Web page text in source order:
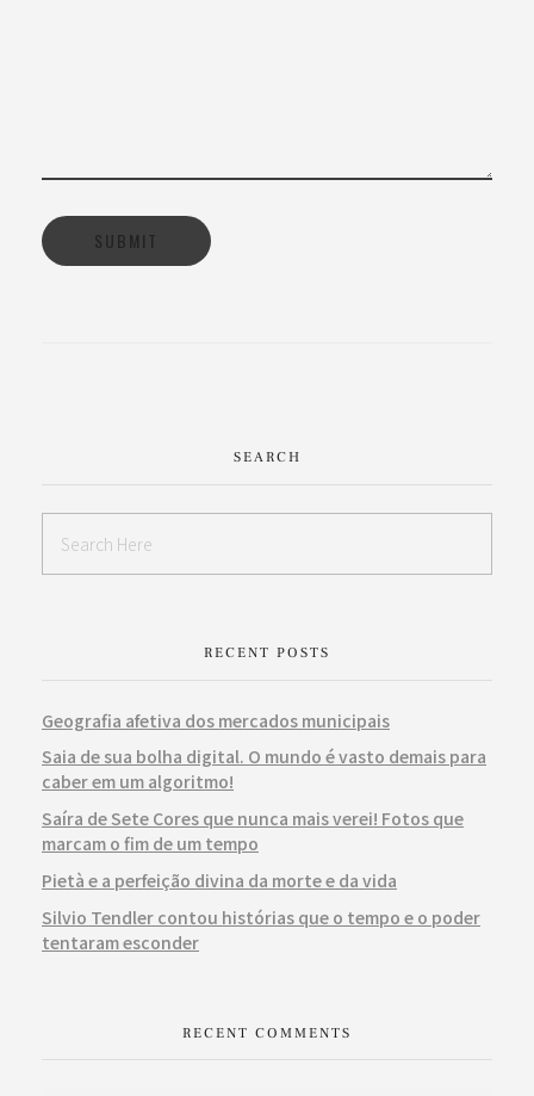
SEARCH
RECENT POSTS
Geografia afetiva dos mercados municipais
Saia de sua bolha digital. O mundo é vasto demais para
caber em um algoritmo!
Saíra de Sete Cores que nunca mais verei! Fotos que
marcam o fim de um tempo
Pietà e a perfeição divina da morte e da vida
Silvio Tendler contou histórias que o tempo e o poder
tentaram esconder
RECENT COMMENTS